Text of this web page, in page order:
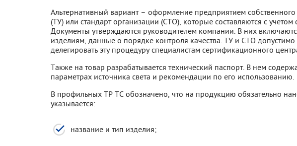
Альтернативный вариант – оформление предприятием собственного
(ТУ) или стандарт организации (СТО), которые составляются с
Документы утверждаются руководителем компании. В них
изделиям, данные о порядке контроля качества. ТУ и СТО
делегировать эту процедуру специалистам сертификационного
Также на товар разрабатывается технический паспорт. В нем
параметрах источника света и рекомендации по его использованию.
В профильных ТР ТС обозначено, что на продукцию обязательно
указывается:
название и тип изделия;